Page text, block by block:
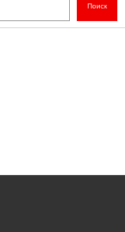
Поиск